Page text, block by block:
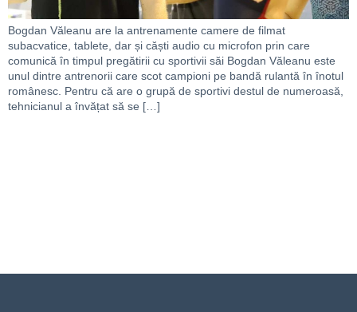
Bogdan Văleanu are la antrenamente camere de filmat
subacvatice, tablete, dar și căști audio cu microfon prin care
comunică în timpul pregătirii cu sportivii săi Bogdan Văleanu este
unul dintre antrenorii care scot campioni pe bandă rulantă în înotul
românesc. Pentru că are o grupă de sportivi destul de numeroasă,
tehnicianul a învățat să se […]